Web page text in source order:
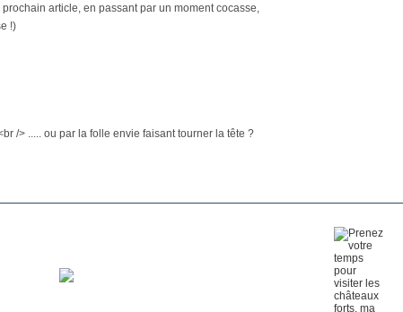
article, en passant par un moment cocasse,
!)
/> ..... ou par la folle envie faisant tourner la tête ?